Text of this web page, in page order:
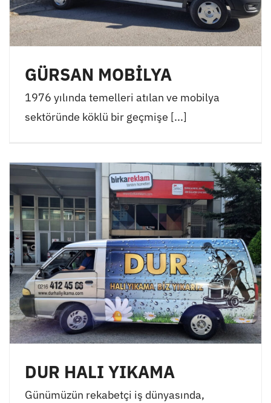
GÜRSAN MOBİLYA
1976 yılında temelleri atılan ve mobilya
sektöründe köklü bir geçmişe [...]
DUR HALI YIKAMA
Günümüzün rekabetçi iş dünyasında,